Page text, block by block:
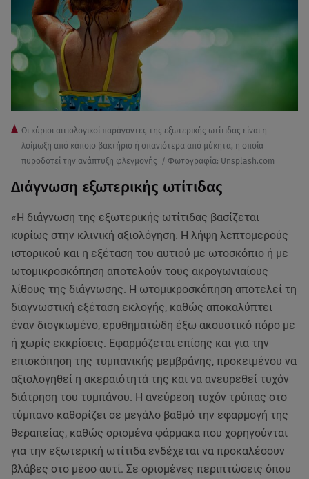
Οι κύριοι αιτιολογικοί παράγοντες της εξωτερικής ωτίτιδας είναι η
λοίμωξη από κάποιο βακτήριο ή σπανιότερα από μύκητα, η οποία
πυροδοτεί την ανάπτυξη φλεγμονής / Φωτογραφία: Unsplash.com
Διάγνωση εξωτερικής ωτίτιδας
«Η διάγνωση της εξωτερικής ωτίτιδας βασίζεται
κυρίως στην κλινική αξιολόγηση. Η λήψη λεπτομερούς
ιστορικού και η εξέταση του αυτιού με ωτοσκόπιο ή με
ωτομικροσκόπηση αποτελούν τους ακρογωνιαίους
λίθους της διάγνωσης. Η ωτομικροσκόπηση αποτελεί τη
διαγνωστική εξέταση εκλογής, καθώς αποκαλύπτει
έναν διογκωμένο, ερυθηματώδη έξω ακουστικό πόρο με
ή χωρίς εκκρίσεις. Εφαρμόζεται επίσης και για την
επισκόπηση της τυμπανικής μεμβράνης, προκειμένου να
αξιολογηθεί η ακεραιότητά της και να ανευρεθεί τυχόν
διάτρηση του τυμπάνου. Η ανεύρεση τυχόν τρύπας στο
τύμπανο καθορίζει σε μεγάλο βαθμό την εφαρμογή της
θεραπείας, καθώς ορισμένα φάρμακα που χορηγούνται
για την εξωτερική ωτίτιδα ενδέχεται να προκαλέσουν
βλάβες στο μέσο αυτί. Σε ορισμένες περιπτώσεις όπου